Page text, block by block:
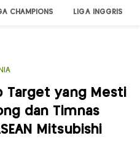
CHAMPIONS LIGA INGGRIS
Target yang Mesti
dan Timnas
Mitsubishi